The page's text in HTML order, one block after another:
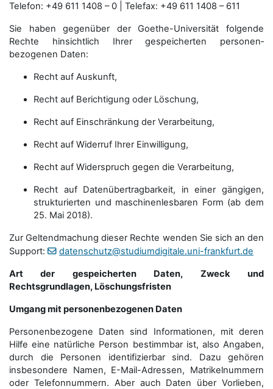
Telefon: +49 611 1408 – 0 | Telefax: +49 611 1408 – 611
Sie haben gegenüber der Goethe-Universität folgende
Rechte hinsichtlich Ihrer gespeicherten personen­
bezogenen Daten:
Recht auf Auskunft,
Recht auf Berichtigung oder Löschung,
Recht auf Einschränkung der Verarbeitung,
Recht auf Widerruf Ihrer Einwilligung,
Recht auf Widerspruch gegen die Verarbeitung,
Recht auf Datenübertragbarkeit, in einer gängigen,
strukturierten und maschinenlesbaren Form (ab dem
25. Mai 2018).
Zur Geltendmachung dieser Rechte wenden Sie sich an den
Support:
datenschutz@studiumdigitale.uni-frankfurt.de
Art der gespeicherten Daten, Zweck und
Rechtsgrundlagen, Löschungsfristen
Umgang mit personenbezogenen Daten
Personenbezogene Daten sind Informationen, mit deren
Hilfe eine natürliche Person bestimmbar ist, also Angaben,
durch die Personen identifizierbar sind. Dazu gehören
insbesondere Namen, E-Mail-Adressen, Matrikelnummern
oder Telefonnummern. Aber auch Daten über Vorlieben,